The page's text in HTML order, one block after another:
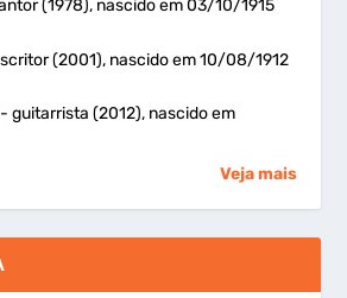
(1978), nascido em 03/10/1915
(2001), nascido em 10/08/1912
- guitarrista (2012), nascido em
Veja mais